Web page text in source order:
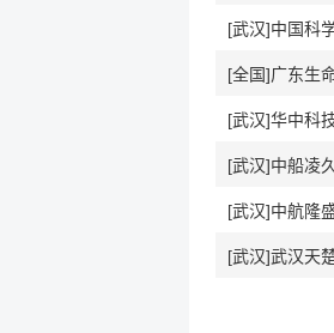
[武汉]中国科
[全国]广东生
[武汉]华中科
[武汉]中船凌
[武汉]中航隆
[武汉]武汉天